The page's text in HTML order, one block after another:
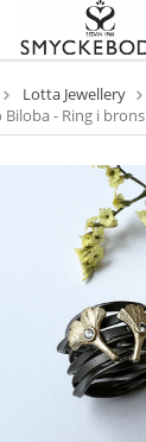
Lotta Jewellery
- Ring i brons